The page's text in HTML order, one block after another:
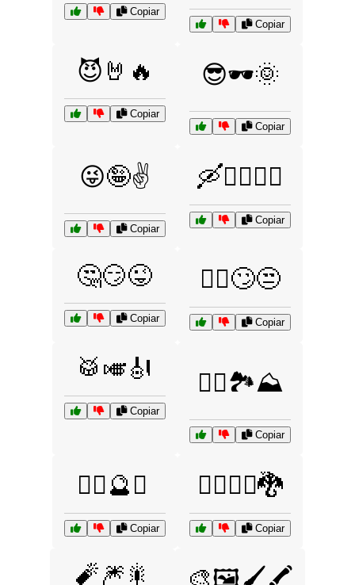
Copiar
Copiar
😈🤘🔥
Copiar
😎🕶️🌞
Copiar
😜🤪✌️
Copiar
🛶🏄‍♂️🏊‍♀️
Copiar
🤔😏😜
Copiar
🤷‍♂️🙄😒
Copiar
🥁🎺🎻
Copiar
🧗‍♂️🏞️⛰️
Copiar
🧙‍♀️🔮✨
Copiar
🧙‍♂️🧚‍♀️🐉
Copiar
🧨🎆🎇 🎨🖼️🖌️🖍️